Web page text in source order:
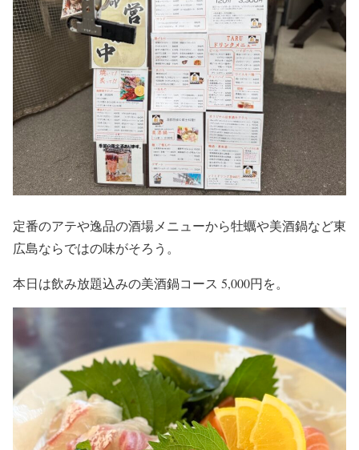
定番のアテや逸品の酒場メニューから牡蠣や美酒鍋など東
広島ならではの味がそろう。
本日は飲み放題込みの美酒鍋コース 5,000円を。